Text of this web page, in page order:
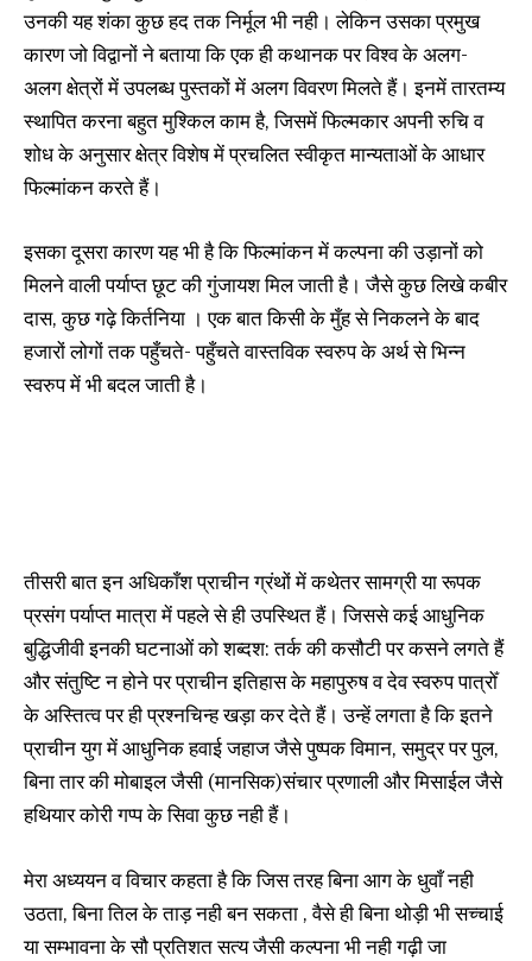
उनकी यह शंका कुछ हद तक निर्मूल भी नही। लेकिन उसका प्रमुख
कारण जो विद्वानों ने बताया कि एक ही कथानक पर विश्व के अलग-
अलग क्षेत्रों में उपलब्ध पुस्तकों में अलग विवरण मिलते हैं। इनमें तारतम्य
स्थापित करना बहुत मुश्किल काम है, जिसमें फिल्मकार अपनी रुचि व
शोध के अनुसार क्षेत्र विशेष में प्रचलित स्वीकृत मान्यताओं के आधार
फिल्मांकन करते हैं।
इसका दूसरा कारण यह भी है कि फिल्मांकन में कल्पना की उड़ानों को
मिलने वाली पर्याप्त छूट की गुंजायश मिल जाती है। जैसे कुछ लिखे कबीर
दास, कुछ गढ़े किर्तनिया । एक बात किसी के मुँह से निकलने के बाद
हजारों लोगों तक पहुँचते- पहुँचते वास्तविक स्वरुप के अर्थ से भिन्न
स्वरुप में भी बदल जाती है।
तीसरी बात इन अधिकाँश प्राचीन ग्रंथों में कथेतर सामग्री या रूपक
प्रसंग पर्याप्त मात्रा में पहले से ही उपस्थित हैं। जिससे कई आधुनिक
बुद्धिजीवी इनकी घटनाओं को शब्दश: तर्क की कसौटी पर कसने लगते हैं
और संतुष्टि न होने पर प्राचीन इतिहास के महापुरुष व देव स्वरुप पात्रोँ
के अस्तित्व पर ही प्रश्नचिन्ह खड़ा कर देते हैं। उन्हें लगता है कि इतने
प्राचीन युग में आधुनिक हवाई जहाज जैसे पुष्पक विमान, समुद्र पर पुल,
बिना तार की मोबाइल जैसी (मानसिक)संचार प्रणाली और मिसाईल जैसे
हथियार कोरी गप्प के सिवा कुछ नही हैं।
मेरा अध्ययन व विचार कहता है कि जिस तरह बिना आग के धुवाँ नही
उठता, बिना तिल के ताड़ नही बन सकता , वैसे ही बिना थोड़ी भी सच्चाई
या सम्भावना के सौ प्रतिशत सत्य जैसी कल्पना भी नही गढ़ी जा